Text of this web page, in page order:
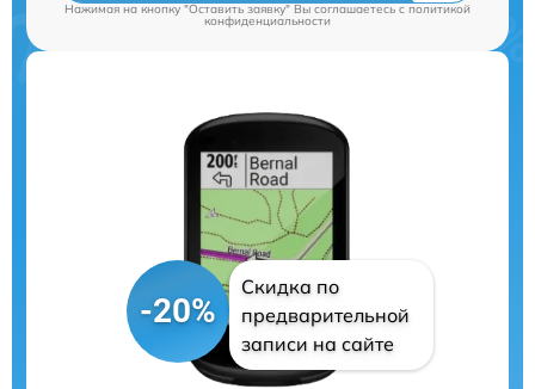
Нажимая на кнопку "Оставить заявку" Вы соглашаетесь cполитикой
конфиденциальности
-20%
Скидка по
предварительной
записи на сайте